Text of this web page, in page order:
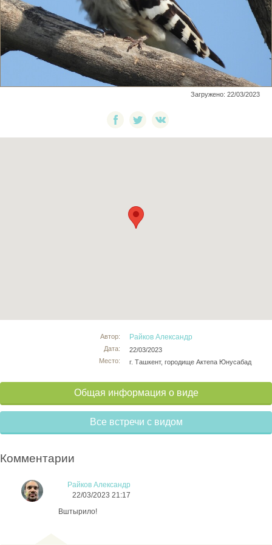
Загружено: 22/03/2023
Автор:
Дата:
Место:
Райков Александр
22/03/2023
г. Ташкент, городище Актепа Юнусабад
Общая информация о виде
Все встречи с видом
Комментарии
Райков Александр
22/03/2023 21:17
Вштырило!